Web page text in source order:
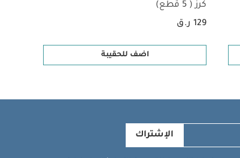
كرز ( 5 قطع)
129 ر.ق
اضف للحقيبة
الإشتراك